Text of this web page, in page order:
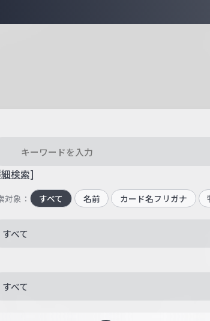
検索]
対象： すべて 名前 カード名フリガナ
すべて
すべて